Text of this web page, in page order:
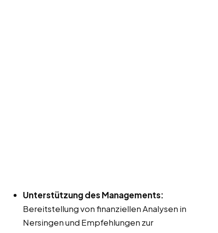
Unterstützung des Managements:
Bereitstellung von finanziellen Analysen in
Nersingen und Empfehlungen zur